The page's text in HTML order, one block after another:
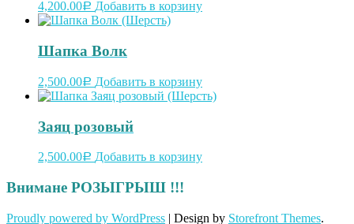
4,200.00Р Добавить в корзину
Шапка Волк
2,500.00Р Добавить в корзину
Заяц розовый
2,500.00Р Добавить в корзину
Внимане РОЗЫГРЫШ !!!
Proudly powered by WordPress | Design by Storefront Themes.